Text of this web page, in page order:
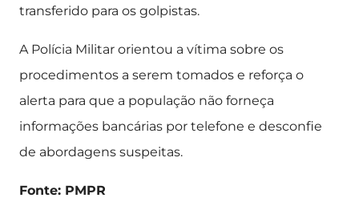
transferido para os golpistas.
A Polícia Militar orientou a vítima sobre os
procedimentos a serem tomados e reforça o
alerta para que a população não forneça
informações bancárias por telefone e desconfie
de abordagens suspeitas.
Fonte: PMPR